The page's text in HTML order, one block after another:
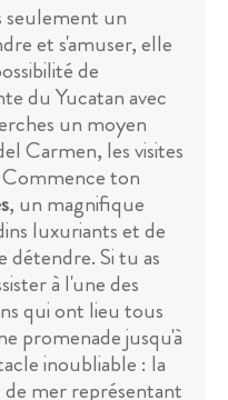
seulement un
et s'amuser, elle
de
du Yucatan avec
un moyen
Carmen, les visites
ton
, un magnifique
luxuriants et de
Si tu as
à l'une des
qui ont lieu tous
promenade jusqu'à
inoubliable : la
mer représentant